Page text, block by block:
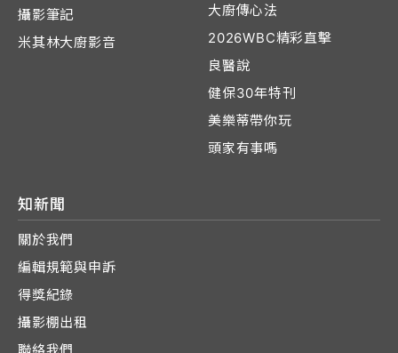
攝影筆記
米其林大廚影音
大廚傳心法
2026WBC精彩直擊
良醫說
健保30年特刊
美樂蒂帶你玩
頭家有事嗎
知新聞
關於我們
編輯規範與申訴
得獎紀錄
攝影棚出租